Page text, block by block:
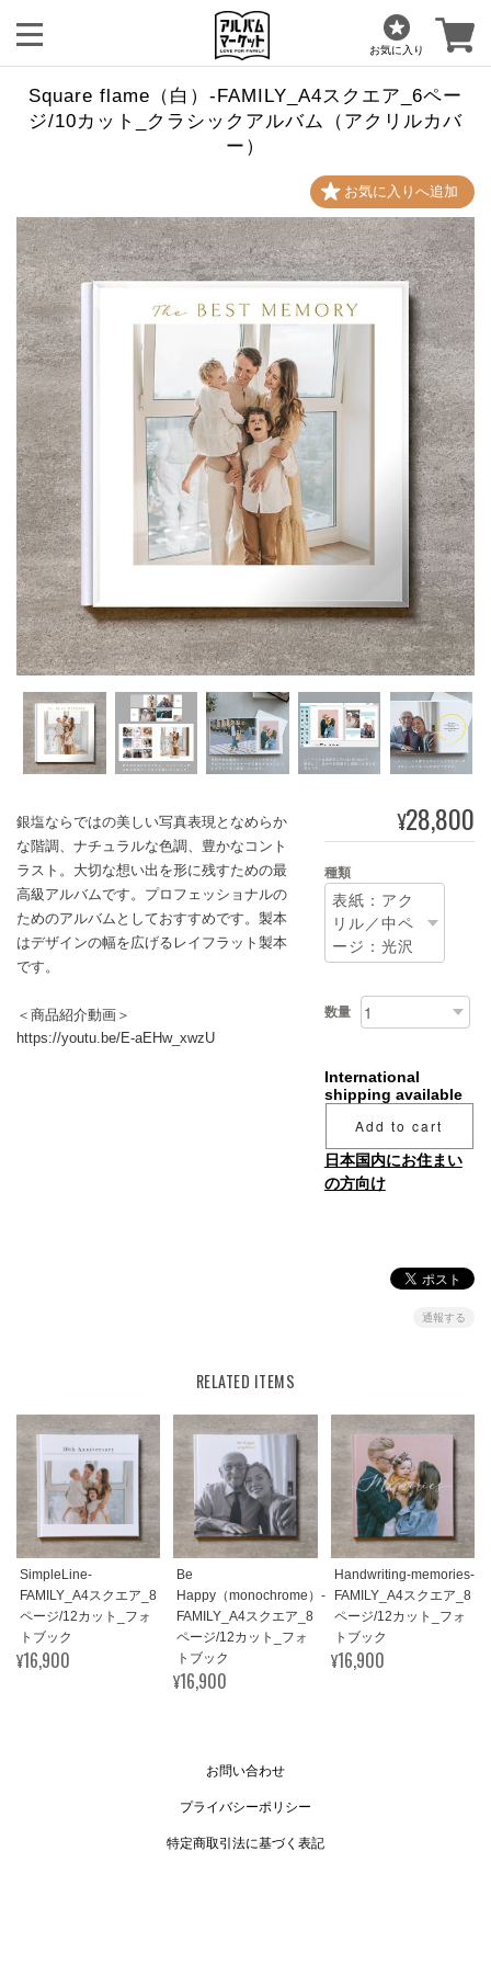
お気に入り
Square flame（白）-FAMILY_A4スクエア_6ペー
ジ/10カット_クラシックアルバム（アクリルカバ
ー）
銀塩ならではの美しい写真表現となめらか
な階調、ナチュラルな色調、豊かなコント
ラスト。大切な想い出を形に残すための最
高級アルバムです。プロフェッショナルの
ためのアルバムとしておすすめです。製本
はデザインの幅を広げるレイフラット製本
です。
＜商品紹介動画＞
https://youtu.be/E-aEHw_xwzU
¥28,800
種類
数量
International
shipping available
Add to cart
日本国内にお住まい
の方向け
通報する
RELATED ITEMS
SimpleLine-
FAMILY_A4スクエア_8
ページ/12カット_フォ
トブック
¥16,900
Be
Happy（monochrome）-
FAMILY_A4スクエア_8
ページ/12カット_フォ
トブック
¥16,900
Handwriting-memories-
FAMILY_A4スクエア_8
ページ/12カット_フォ
トブック
¥16,900
お問い合わせ
プライバシーポリシー
特定商取引法に基づく表記